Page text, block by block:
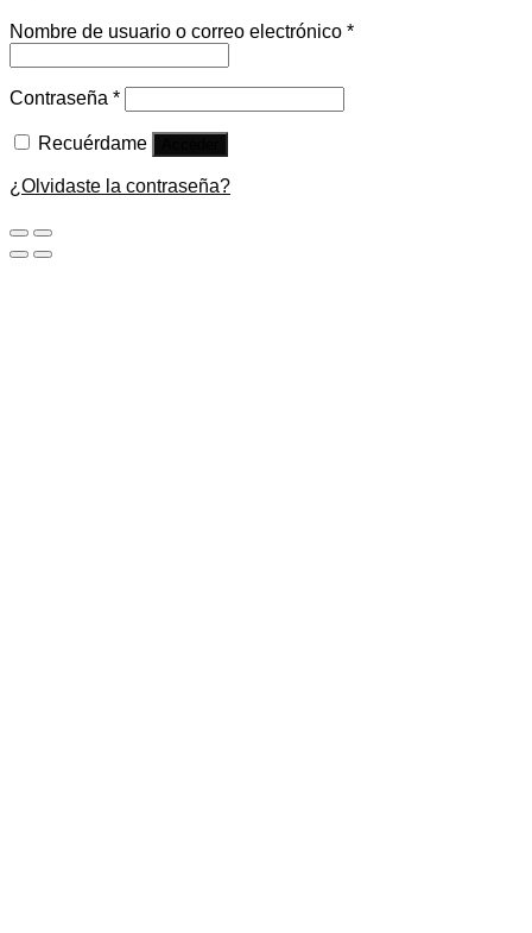
Nombre de usuario o correo electrónico *
Contraseña *
Recuérdame
¿Olvidaste la contraseña?